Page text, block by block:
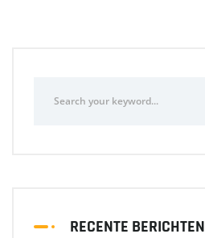
RECENTE BERICHTEN